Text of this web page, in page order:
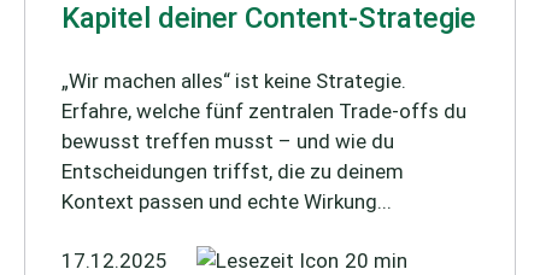
Kapitel deiner Content-Strategie
„Wir machen alles“ ist keine Strategie.
Erfahre, welche fünf zentralen Trade-offs du
bewusst treffen musst – und wie du
Entscheidungen triffst, die zu deinem
Kontext passen und echte Wirkung...
17.12.2025 20 min